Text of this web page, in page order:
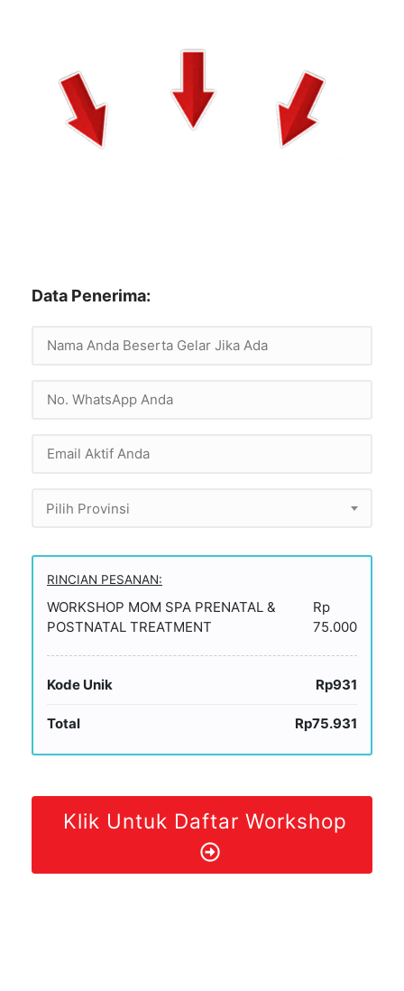
Data Penerima:
Pilih Provinsi
RINCIAN PESANAN:
WORKSHOP MOM SPA PRENATAL &
POSTNATAL TREATMENT
Rp
75.000
Kode Unik Rp931
Total Rp75.931
Klik Untuk Daftar Workshop